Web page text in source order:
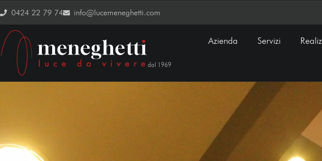
0424 22 79 74 info@lucemeneghetti.com
dal 1969
Azienda Servizi